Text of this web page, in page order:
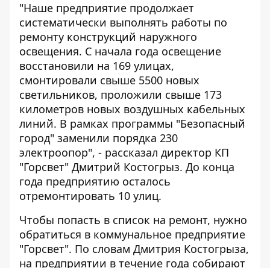
"Наше предприятие продолжает
систематически выполнять работы по
ремонту конструкций наружного
освещения. С начала года освещение
восстановили на 169 улицах,
смонтировали свыше 5500 новых
светильников, проложили свыше 173
километров новых воздушных кабельных
линий. В рамках программы "Безопасный
город" заменили порядка 230
электроопор", - рассказал директор КП
"Горсвет" Дмитрий Костогрыз. До конца
года предприятию осталось
отремонтировать 10 улиц.
Чтобы попасть в список на ремонт, нужно
обратиться в коммунальное предприятие
"Горсвет". По словам Дмитрия Костогрыза,
на предприятии в течение года собирают